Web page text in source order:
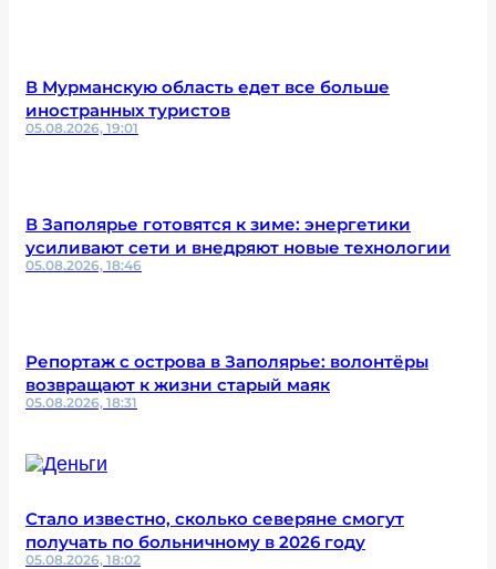
В Мурманскую область едет все больше
иностранных туристов
05.08.2026, 19:01
В Заполярье готовятся к зиме: энергетики
усиливают сети и внедряют новые технологии
05.08.2026, 18:46
Репортаж с острова в Заполярье: волонтёры
возвращают к жизни старый маяк
05.08.2026, 18:31
Стало известно, сколько северяне смогут
получать по больничному в 2026 году
05.08.2026, 18:02